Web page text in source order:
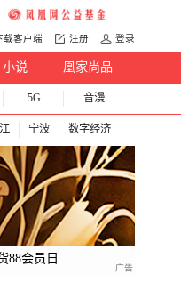
载客户端 注册 登录
小说 凰家尚品
5G 音漫
宁波 数字经济
88会员日